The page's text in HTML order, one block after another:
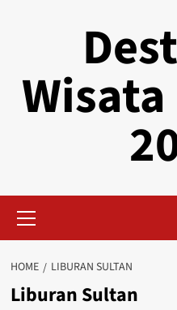
Menu
HOME LIBURAN SULTAN
Liburan Sultan